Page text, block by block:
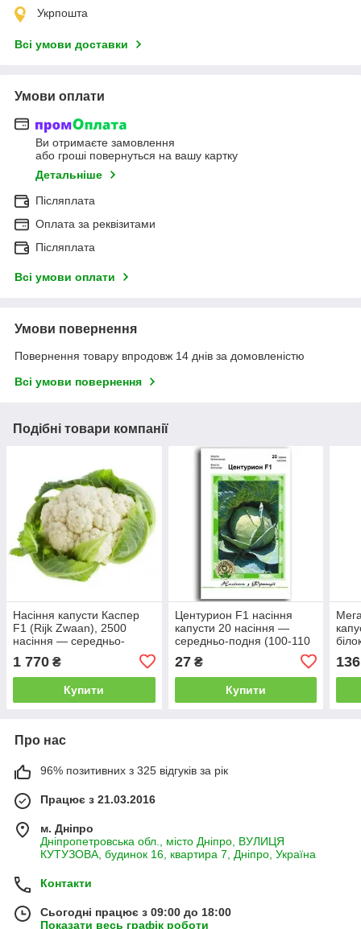
Укрпошта
Всі умови доставки
Умови оплати
Ви отримаєте замовлення
або гроші повернуться на вашу картку
Детальніше
Післяплата
Оплата за реквізитами
Післяплата
Всі умови оплати
Умови повернення
Повернення товару впродовж 14 днів за домовленістю
Всі умови повернення
Подібні товари компанії
Насіння капусти Каспер
F1 (Rijk Zwaan), 2500
насіння — середньо-
кольорове
1 770 ₴
Купити
Центурион F1 насіння
капусти 20 насіння —
середньо-подня (100-110
27₴
Купити
136
Про нас
96% позитивних з 325 відгуків за рік
Працює з 21.03.2016
м. Дніпро
Дніпропетровська обл., місто Дніпро, ВУЛИЦЯ
КУТУЗОВА, будинок 16, квартира 7, Дніпро, Україна
Контакти
Сьогодні працює з 09:00 до 18:00
Показати весь графік роботи